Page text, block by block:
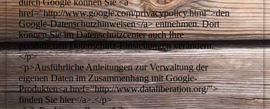
href="http://www.google.com/privacypolicy.html">den
Google-Datenschutzhinweisen</a> entnehmen. Dort
können Sie im Datenschutzcenter auch Ihre
persönlichen Datenschutz-Einstellungen verändern.
</p>
<p>Ausführliche Anleitungen zur Verwaltung der
eigenen Daten im Zusammenhang mit Google-
Produkten<a href="http://www.dataliberation.org/">
finden Sie hier</a>.</p>